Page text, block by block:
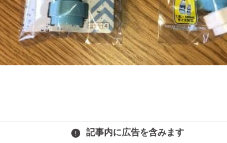
記事内に広告を含みます